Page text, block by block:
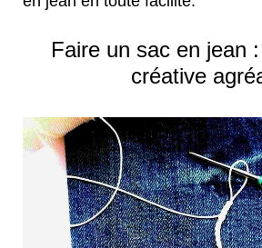
Faire un sac en jean
créative